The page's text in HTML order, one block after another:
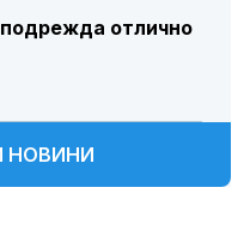
отлично
НОВИНИ